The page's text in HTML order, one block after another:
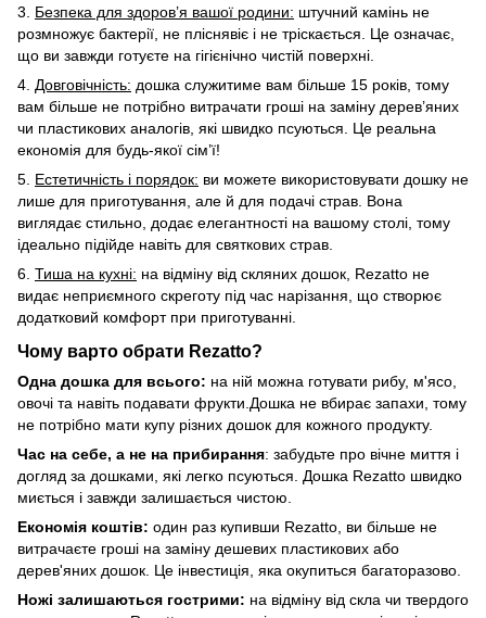
3. Безпека для здоров’я вашої родини: штучний камінь не
розмножує бактерії, не пліснявіє і не тріскається. Це означає,
що ви завжди готуєте на гігієнічно чистій поверхні.
4. Довговічність: дошка служитиме вам більше 15 років, тому
вам більше не потрібно витрачати гроші на заміну дерев’яних
чи пластикових аналогів, які швидко псуються. Це реальна
економія для будь-якої сім’ї!
5. Естетичність і порядок: ви можете використовувати дошку не
лише для приготування, але й для подачі страв. Вона
виглядає стильно, додає елегантності на вашому столі, тому
ідеально підійде навіть для святкових страв.
6. Тиша на кухні: на відміну від скляних дошок, Rezatto не
видає неприємного скреготу під час нарізання, що створює
додатковий комфорт при приготуванні.
Чому варто обрати Rezatto?
Одна дошка для всього: на ній можна готувати рибу, м'ясо,
овочі та навіть подавати фрукти.Дошка не вбирає запахи, тому
не потрібно мати купу різних дошок для кожного продукту.
Час на себе, а не на прибирання: забудьте про вічне миття і
догляд за дошками, які легко псуються. Дошка Rezatto швидко
миється і завжди залишається чистою.
Економія коштів: один раз купивши Rezatto, ви більше не
витрачаєте гроші на заміну дешевих пластикових або
дерев'яних дошок. Це інвестиція, яка окупиться багаторазово.
Ножі залишаються гострими: на відміну від скла чи твердого